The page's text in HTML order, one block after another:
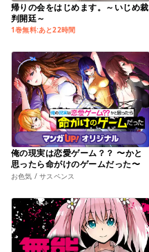
帰りの会をはじめます。～いじめ裁
判開廷～
1巻無料:あと22時間
俺の現実は恋愛ゲーム？？ 〜かと
思ったら命がけのゲームだった〜
お色気 / サスペンス